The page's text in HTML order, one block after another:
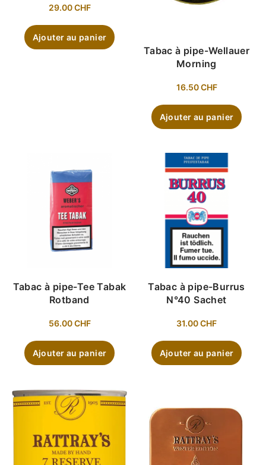
29.00CHF
Ajouter au panier
Tabac à pipe-Wellauer
Morning
16.50CHF
Ajouter au panier
Tabac à pipe-Tee Tabak
Rotband
56.00CHF
Ajouter au panier
Tabac à pipe-Burrus
N°40 Sachet
31.00CHF
Ajouter au panier